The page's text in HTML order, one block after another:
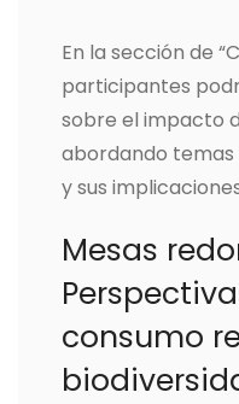
En la sección de
participantes
sobre el impacto
abordando temas
y sus
Mesas
consumo